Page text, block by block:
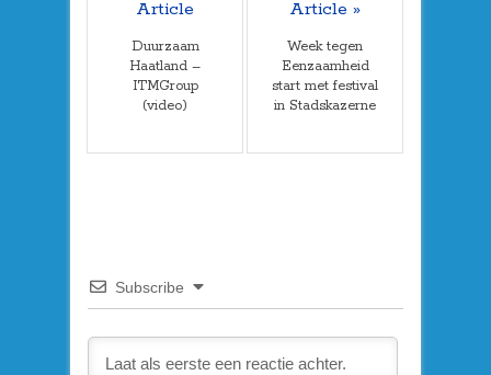
Article
Duurzaam
Haatland –
ITMGroup
(video)
Article »
Week tegen
Eenzaamheid
start met festival
in Stadskazerne
Subscribe